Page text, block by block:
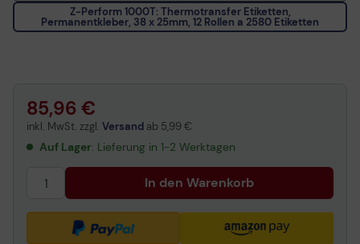
Z-Perform 1000T: Thermotransfer Etiketten,
Permanentkleber, 38 x 25mm, 12 Rollen a 2580 Etiketten
85,96 €
inkl. MwSt. zzgl. Versand ab 5,99 €
Auf Lager: Lieferung in 1-2 Werktagen
In den Warenkorb